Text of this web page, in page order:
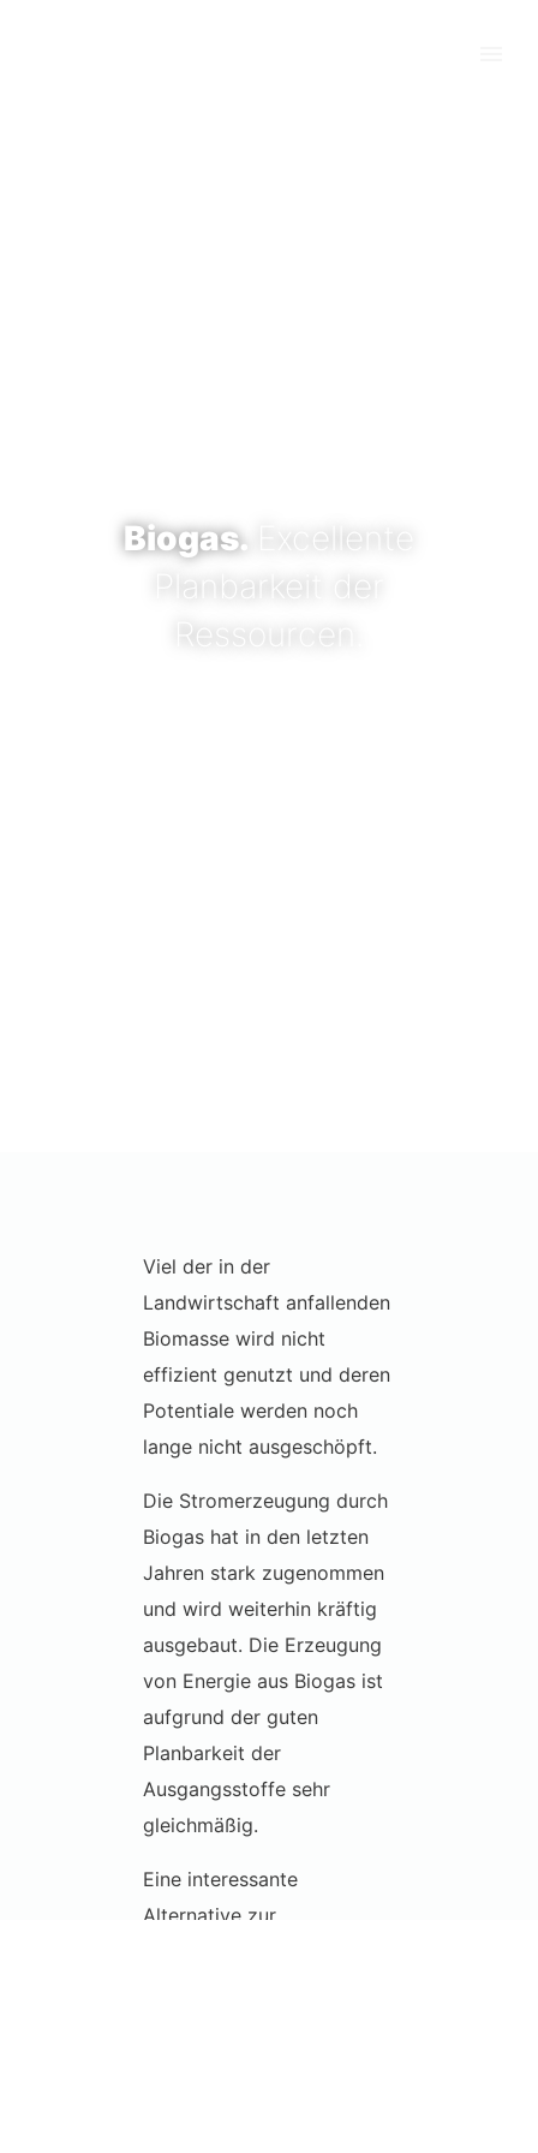
Biogas.
Excellente
Planbarkeit der
Ressourcen.
Viel der in der
Landwirtschaft anfallenden
Biomasse wird nicht
effizient genutzt und deren
Potentiale werden noch
lange nicht ausgeschöpft.
Die Stromerzeugung durch
Biogas hat in den letzten
Jahren stark zugenommen
und wird weiterhin kräftig
ausgebaut. Die Erzeugung
von Energie aus Biogas ist
aufgrund der guten
Planbarkeit der
Ausgangsstoffe sehr
gleichmäßig.
Eine interessante
Alternative zur